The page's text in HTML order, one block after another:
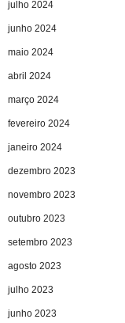
julho 2024
junho 2024
maio 2024
abril 2024
março 2024
fevereiro 2024
janeiro 2024
dezembro 2023
novembro 2023
outubro 2023
setembro 2023
agosto 2023
julho 2023
junho 2023